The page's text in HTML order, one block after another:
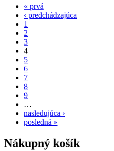
« prvá
‹ predchádzajúca
1
2
3
4
5
6
7
8
9
…
nasledujúca ›
posledná »
Nákupný košík